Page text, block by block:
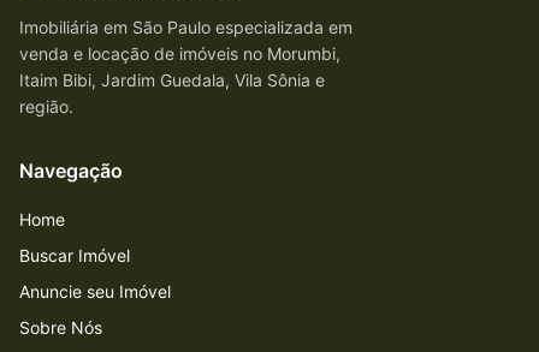
Imobiliária em São Paulo especializada em
venda e locação de imóveis no Morumbi,
Itaim Bibi, Jardim Guedala, Vila Sônia e
região.
Navegação
Home
Buscar Imóvel
Anuncie seu Imóvel
Sobre Nós